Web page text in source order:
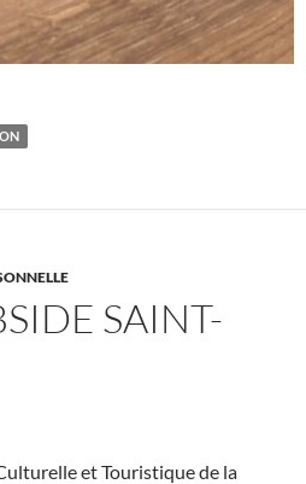
SAINT-
et Touristique de la